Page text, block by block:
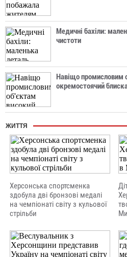
Медичні бахіли:
чистоти
Навіщо промисловим
окремостоячий
ЖИТТЯ
Херсонська спортсменка
здобула дві бронзові медалі
на чемпіонаті світу з кульової
стрільби